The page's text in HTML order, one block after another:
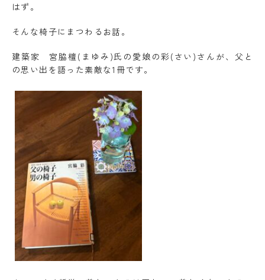
はず。
そんな椅子にまつわるお話。
建築家 宮脇檀(まゆみ)氏の愛娘の彩(さい)さんが、父と
の思い出を語った素敵な1冊です。